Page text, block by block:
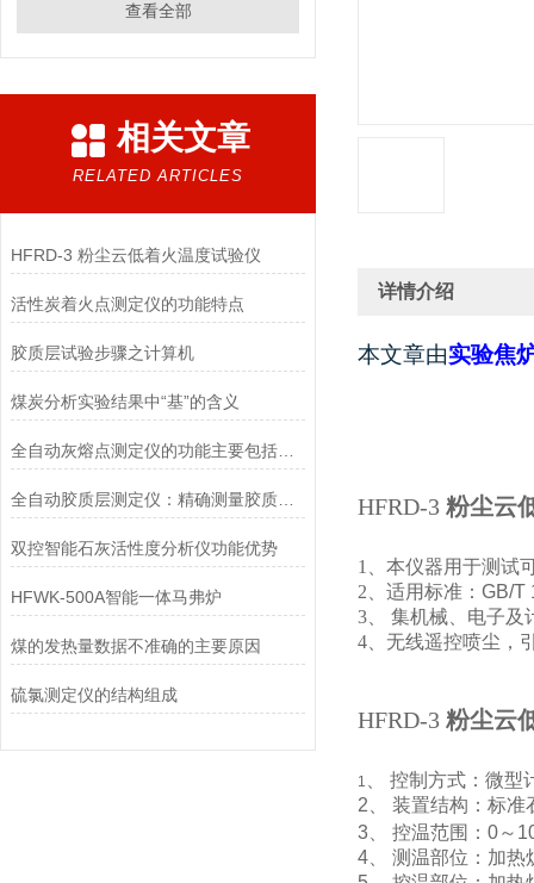
查看全部
相关文章
RELATED ARTICLES
HFRD-3 粉尘云低着火温度试验仪
活性炭着火点测定仪的功能特点
胶质层试验步骤之计算机
煤炭分析实验结果中“基”的含义
全自动灰熔点测定仪的功能主要包括以下几个方面
全自动胶质层测定仪：精确测量胶质层厚度的利器
双控智能石灰活性度分析仪功能优势
HFWK-500A智能一体马弗炉
煤的发热量数据不准确的主要原因
硫氯测定仪的结构组成
详情介绍
本文章由实验焦
HFRD-3 粉尘云
1、本仪器用于测试
2、适用标准： GB/T
3、
集机械、电子及
4、无线遥控喷尘，
HFRD-3 粉尘云
1
控制方式：微型
2
装置结构：标准
3
控温范围： 0～
4
测温部位：加热